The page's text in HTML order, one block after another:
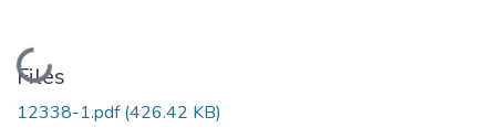
Loading...
Files
12338-1.pdf(426.42 KB)